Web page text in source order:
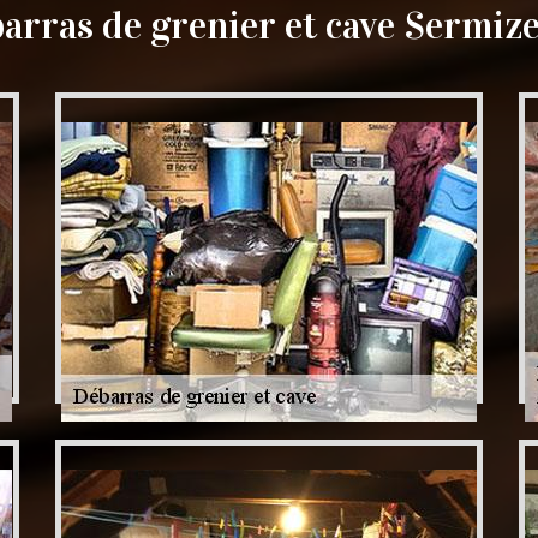
de grenier et cave